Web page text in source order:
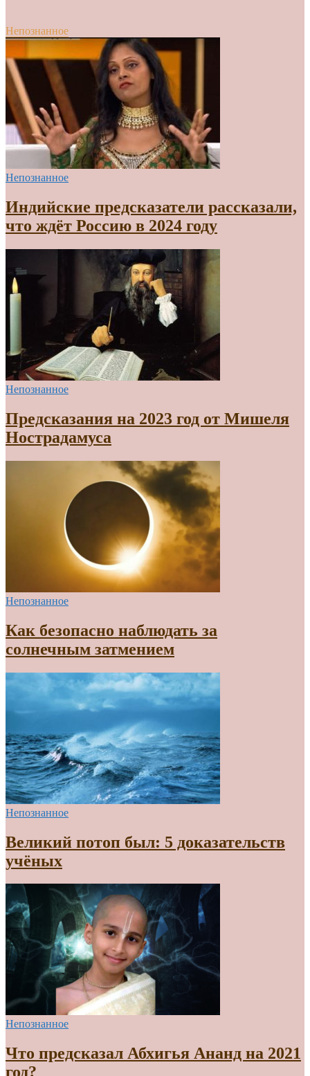
Непознанное
Непознанное
Индийские предсказатели рассказали,
что ждёт Россию в 2024 году
Непознанное
Предсказания на 2023 год от Мишеля
Нострадамуса
Непознанное
Как безопасно наблюдать за
солнечным затмением
Непознанное
Великий потоп был: 5 доказательств
учёных
Непознанное
Что предсказал Абхигья Ананд на 2021
год?